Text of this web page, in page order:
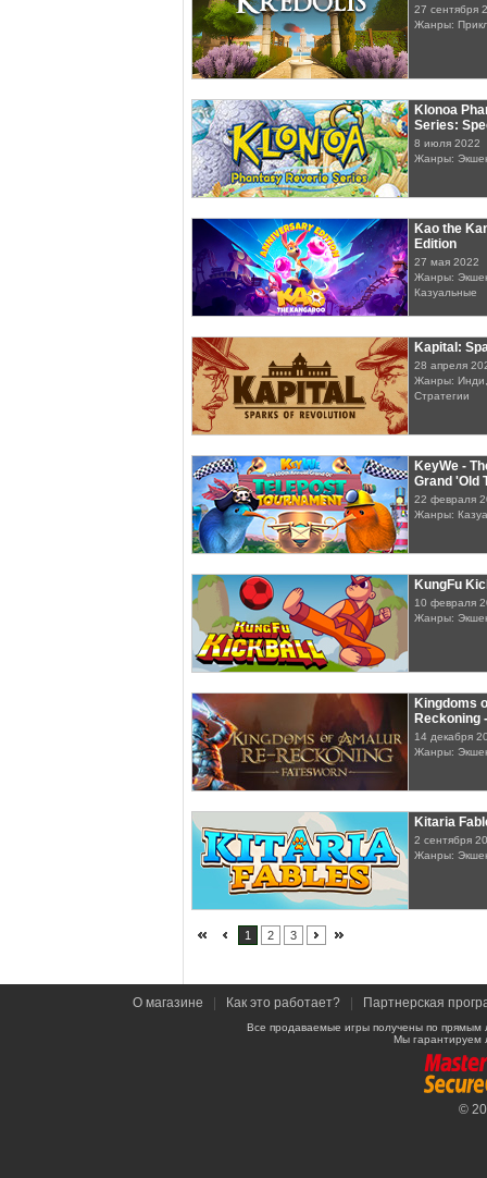
27 сентября
Жанры:
Klonoa
Series:
8 июля 2022
Жанры:
Kao the
Edition
27 мая 2022
Жанры:
Казуальные
Kapital:
28 апреля
Жанры:
Стратегии
KeyWe -
Grand 'Old
22 февраля
Жанры:
KungFu
10 февраля
Жанры:
Kingdoms
Reckoning
14 декабря
Жанры:
Kitaria
2 сентября
Жанры:
1 2 3
О магазине Как это работает? Партнерская
Все продаваемые игры получены по
Мы гарантируем
©